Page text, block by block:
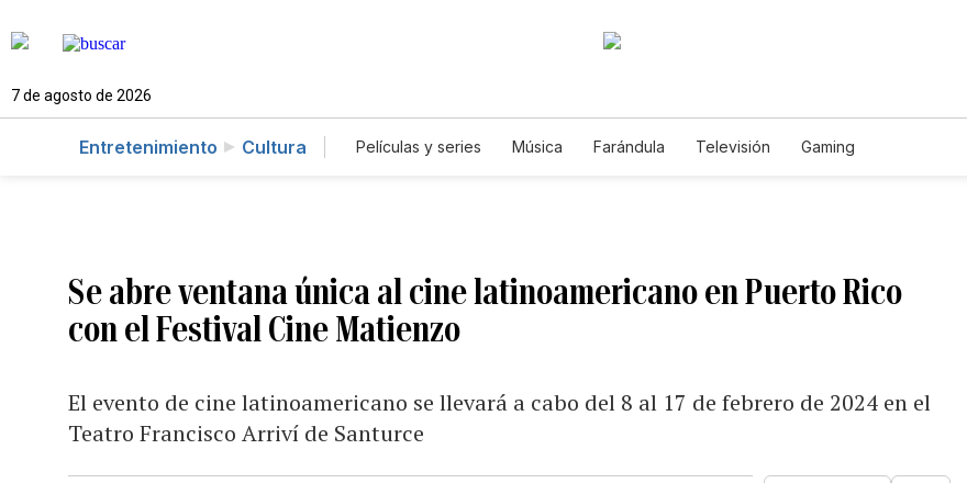
7 de agosto de 2026
Entretenimiento Cultura Películas y series Música Farándula Televisión Gaming
Se abre ventana única al cine latinoamericano en Puerto Rico
con el Festival Cine Matienzo
El evento de cine latinoamericano se llevará a cabo del 8 al 17 de febrero de 2024 en el
Teatro Francisco Arriví de Santurce